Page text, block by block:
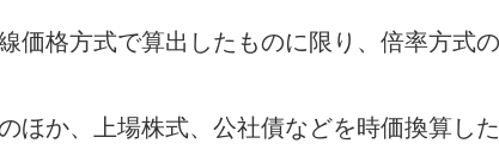
価格方式で算出したものに限り、倍率方式
ほか、上場株式、公社債などを時価換算した